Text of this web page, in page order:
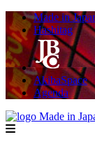
Made in
Hashitag
AkibaSpace
Agenda
menu